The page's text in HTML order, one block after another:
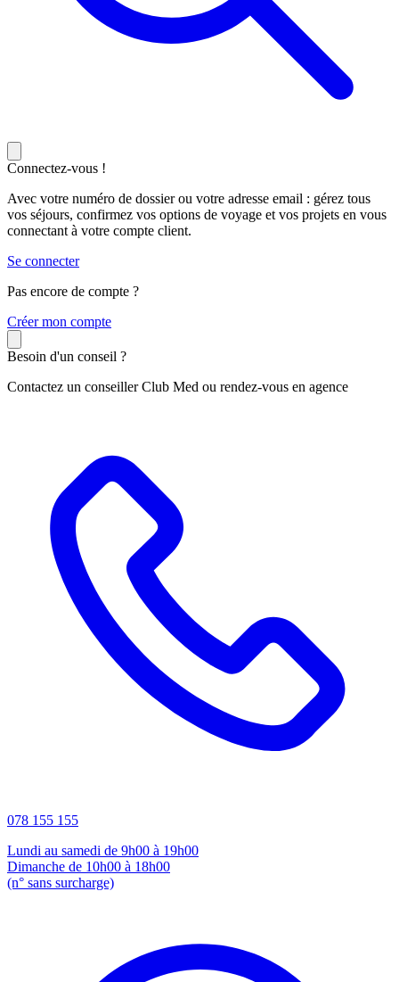
Connectez-vous !
Avec votre numéro de dossier ou votre adresse email : gérez tous
vos séjours, confirmez vos options de voyage et vos projets en vous
connectant à votre compte client.
Se connecter
Pas encore de compte ?
Créer mon compte
Besoin d'un conseil ?
Contactez un conseiller Club Med ou rendez-vous en agence
078 155 155
Lundi au samedi de 9h00 à 19h00
Dimanche de 10h00 à 18h00
(n° sans surcharge)